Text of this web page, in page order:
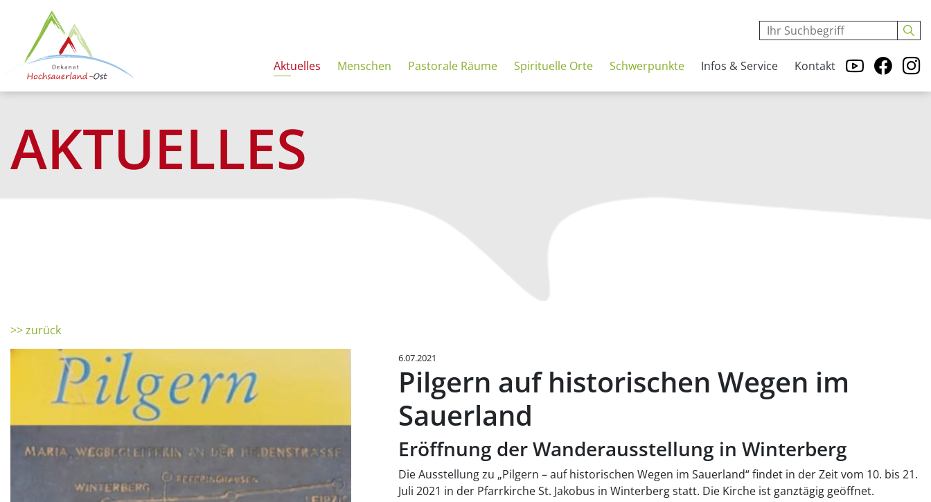
Aktuelles Menschen Pastorale Räume Spirituelle Orte Schwerpunkte Infos & Service Kontakt
AKTUELLES
>> zurück
6.07.2021
Pilgern auf historischen Wegen im
Sauerland
Eröffnung der Wanderausstellung in Winterberg
Die Ausstellung zu „Pilgern – auf historischen Wegen im Sauerland“ findet in der Zeit vom 10. bis 21.
Juli 2021 in der Pfarrkirche St. Jakobus in Winterberg statt. Die Kirche ist ganztägig geöffnet.